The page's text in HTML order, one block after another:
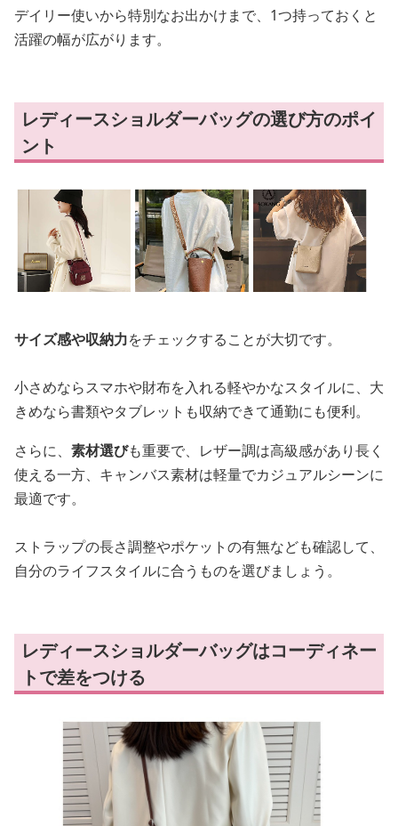
デイリー使いから特別なお出かけまで、1つ持っておくと
活躍の幅が広がります。
レディースショルダーバッグの選び方のポイ
ント
サイズ感や収納力をチェックすることが大切です。
小さめならスマホや財布を入れる軽やかなスタイルに、大
きめなら書類やタブレットも収納できて通勤にも便利。
さらに、 素材選びも重要で、レザー調は高級感があり長く
使える一方、キャンバス素材は軽量でカジュアルシーンに
最適です。
ストラップの長さ調整やポケットの有無なども確認して、
自分のライフスタイルに合うものを選びましょう。
レディースショルダーバッグはコーディネー
トで差をつける